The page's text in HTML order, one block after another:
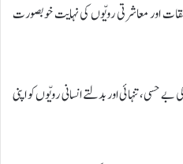
اور معاشرتی رویّوں کی نہایت خوبصورت
تنہائی اور بدلتے انسانی رویّوں کو اپنی